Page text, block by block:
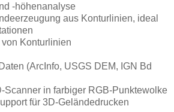
-höhenanalyse
aus Konturlinien, ideal
von Konturlinien
(ArcInfo, USGS DEM, IGN Bd
Scanner in farbiger RGB-Punktewolke
für 3D-Geländedrucken